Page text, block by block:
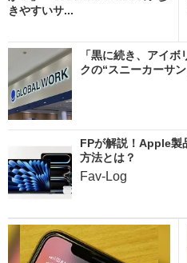
きやすいサ...
「黒に続き、アイ
クの“スニーカーサ
FPが解説！Apple製
方法とは？
Fav-Log